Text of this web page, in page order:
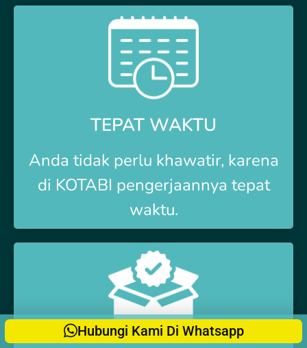
Hubungi Kami Di Whatsapp
TEPAT WAKTU
Anda tidak perlu khawatir, karena
di KOTABI pengerjaannya tepat
waktu.